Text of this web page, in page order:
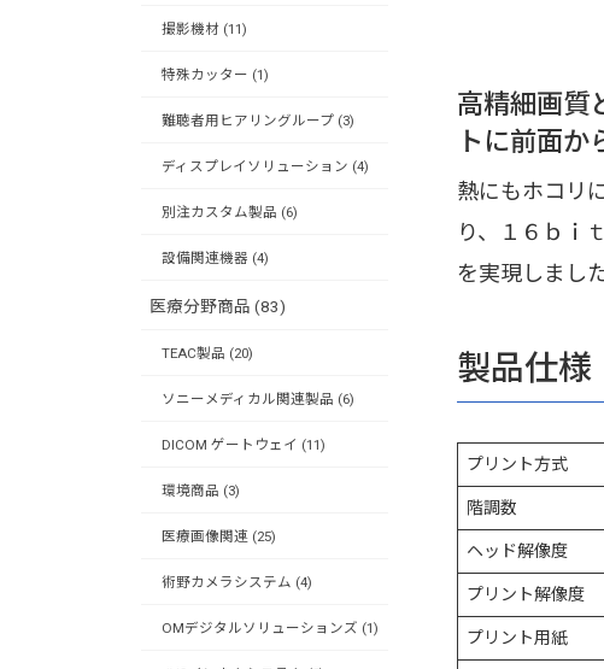
高精細画質
トに前面か
熱にもホコリ
り、１６ｂｉ
を実現しました
製品仕様
プリント方式
階調数
ヘッド解像度
プリント解像度
プリント用紙
撮影機材 (11)
特殊カッター (1)
難聴者用ヒアリングループ (3)
ディスプレイソリューション (4)
別注カスタム製品 (6)
設備関連機器 (4)
医療分野商品 (83)
TEAC製品 (20)
ソニーメディカル関連製品 (6)
DICOM ゲートウェイ (11)
環境商品 (3)
医療画像関連 (25)
術野カメラシステム (4)
OMデジタルソリューションズ (1)